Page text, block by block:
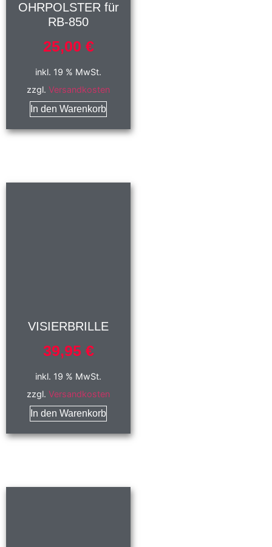
OHRPOLSTER für
RB-850
25,00 €
inkl. 19 % MwSt.
zzgl.Versandkosten
In den Warenkorb
VISIERBRILLE
39,95 €
inkl. 19 % MwSt.
zzgl.Versandkosten
In den Warenkorb